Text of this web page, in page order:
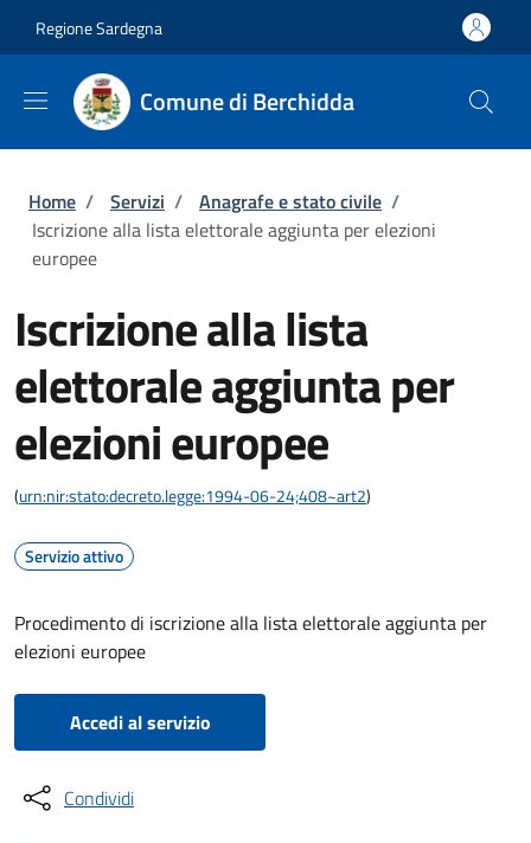
Regione Sardegna
Comune di Berchidda
Briciole di pane
Home / Servizi / Anagrafe e stato civile /
Iscrizione alla lista elettorale aggiunta per elezioni
europee
Iscrizione alla lista
elettorale aggiunta per
elezioni europee
(urn:nir:stato:decreto.legge:1994-06-24;408~art2)
Servizio attivo
Procedimento di iscrizione alla lista elettorale aggiunta per
elezioni europee
Accedi al servizio
Condividi